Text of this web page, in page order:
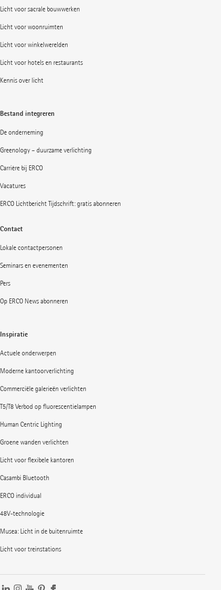
Licht voor sacrale bouwwerken
Licht voor woonruimten
Licht voor winkelwerelden
Licht voor hotels en restaurants
Kennis over licht
Bestand integreren
De onderneming
Greenology – duurzame verlichting
Carrière bij ERCO
Vacatures
ERCO Lichtbericht Tijdschrift: gratis abonneren
Contact
Lokale contactpersonen
Seminars en evenementen
Pers
Op ERCO News abonneren
Inspiratie
Actuele onderwerpen
Moderne kantoorverlichting
Commerciële galerieën verlichten
T5/T8 Verbod op fluorescentielampen
Human Centric Lighting
Groene wanden verlichten
Licht voor flexibele kantoren
Casambi Bluetooth
ERCO individual
48V-technologie
Musea: Licht in de buitenruimte
Licht voor treinstations